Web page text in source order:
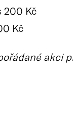
200 Kč
Kč
akci